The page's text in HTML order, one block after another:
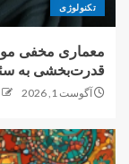
تکنولوژی
معماری مخفی
قدرت‌بخشی به
آگوست 1, 2026